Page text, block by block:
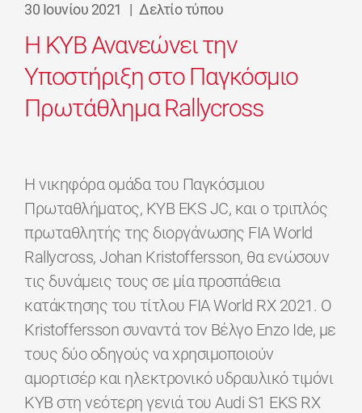
30 Ιουνίου 2021 | Δελτίο τύπου
Η KYB Ανανεώνει την
Υποστήριξη στο Παγκόσμιο
Πρωτάθλημα Rallycross
Η νικηφόρα ομάδα του Παγκόσμιου
Πρωταθλήματος, KYB EKS JC, και ο τριπλός
πρωταθλητής της διοργάνωσης FIA World
Rallycross, Johan Kristoffersson, θα ενώσουν
τις δυνάμεις τους σε μία προσπάθεια
κατάκτησης του τίτλου FIA World RX 2021. Ο
Kristoffersson συναντά τον Βέλγο Enzo Ide, με
τους δύο οδηγούς να χρησιμοποιούν
αμορτισέρ και ηλεκτρονικό υδραυλικό τιμόνι
KYB στη νεότερη γενιά του Audi S1 ​​EKS RX